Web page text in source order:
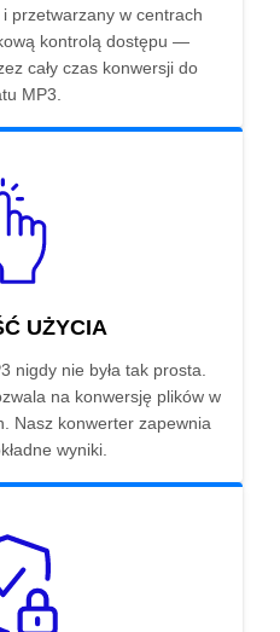
przetwarzany w centrach
kontrolą dostępu —
cały czas konwersji do
MP3.
UŻYCIA
nigdy nie była tak prosta.
na konwersję plików w
Nasz konwerter zapewnia
wyniki.